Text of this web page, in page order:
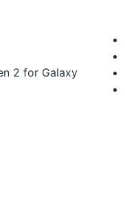
2 for Galaxy